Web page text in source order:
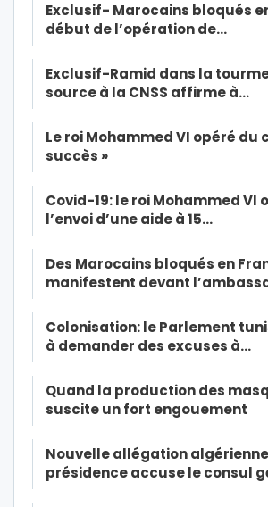
Exclusif- Marocains bloqués
début de l’opération de…
Exclusif-Ramid dans la
source à la CNSS affirme à…
Le roi Mohammed VI opéré du
succès »
Covid-19: le roi Mohammed VI
l’envoi d’une aide à 15…
Des Marocains bloqués en
manifestent devant
Colonisation: le Parlement
à demander des excuses à…
Quand la production des
suscite un fort engouement
Nouvelle allégation
présidence accuse le consul